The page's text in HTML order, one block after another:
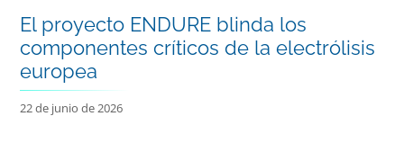
El proyecto ENDURE blinda los
componentes críticos de la electrólisis
europea
22 de junio de 2026